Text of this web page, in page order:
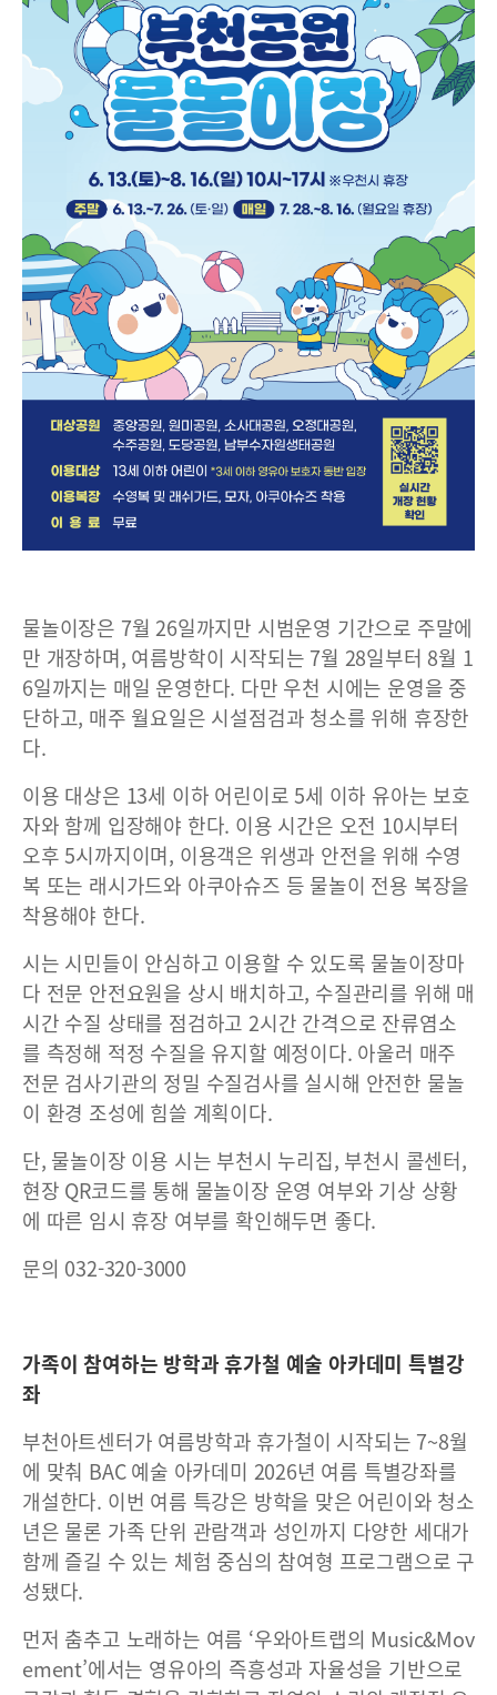
물놀이장은 7월 26일까지만 시범운영 기간으로 주말에
만 개장하며, 여름방학이 시작되는 7월 28일부터 8월 1
6일까지는 매일 운영한다. 다만 우천 시에는 운영을 중
단하고, 매주 월요일은 시설점검과 청소를 위해 휴장한
다.
이용 대상은 13세 이하 어린이로 5세 이하 유아는 보호
자와 함께 입장해야 한다. 이용 시간은 오전 10시부터
오후 5시까지이며, 이용객은 위생과 안전을 위해 수영
복 또는 래시가드와 아쿠아슈즈 등 물놀이 전용 복장을
착용해야 한다.
시는 시민들이 안심하고 이용할 수 있도록 물놀이장마
다 전문 안전요원을 상시 배치하고, 수질관리를 위해 매
시간 수질 상태를 점검하고 2시간 간격으로 잔류염소
를 측정해 적정 수질을 유지할 예정이다. 아울러 매주
전문 검사기관의 정밀 수질검사를 실시해 안전한 물놀
이 환경 조성에 힘쓸 계획이다.
단, 물놀이장 이용 시는 부천시 누리집, 부천시 콜센터,
현장 QR코드를 통해 물놀이장 운영 여부와 기상 상황
에 따른 임시 휴장 여부를 확인해두면 좋다.
문의 032-320-3000
가족이 참여하는 방학과 휴가철 예술 아카데미 특별강
좌
부천아트센터가 여름방학과 휴가철이 시작되는 7~8월
에 맞춰 BAC 예술 아카데미 2026년 여름 특별강좌를
개설한다. 이번 여름 특강은 방학을 맞은 어린이와 청소
년은 물론 가족 단위 관람객과 성인까지 다양한 세대가
함께 즐길 수 있는 체험 중심의 참여형 프로그램으로 구
성됐다.
먼저 춤추고 노래하는 여름 ‘우와아트랩의 Music&Mov
ement’에서는 영유아의 즉흥성과 자율성을 기반으로